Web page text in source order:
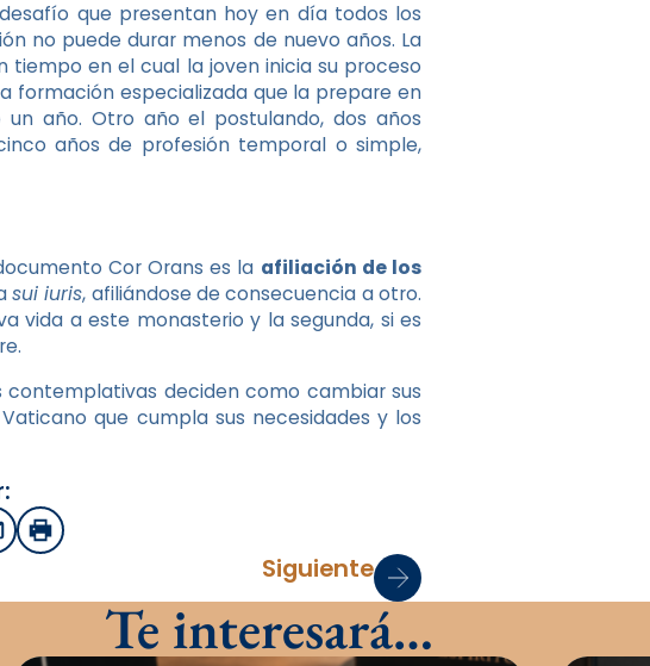
que presentan hoy en día todos los
no puede durar menos de nuevo años. La
tiempo en el cual la joven inicia su proceso
formación especializada que la prepare en
año. Otro año el postulando, dos años
años de profesión temporal o simple,
Cor Orans es la afiliación de los
sui iuris, afiliándose de consecuencia a otro.
vida a este monasterio y la segunda, si es
deciden como cambiar sus
que cumpla sus necesidades y los
Imprimir
Siguiente
Te interesará…